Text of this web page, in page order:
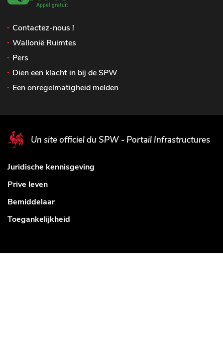
Contactez-nous !
Wallonië Ruimtes
Pers
Dien een klacht in bij de SPW
Een onregelmatigheid melden
Un site officiel du SPW - Portail Infrastructures
Juridische kennisgeving
Prive leven
Bemiddelaar
Toegankelijkheid